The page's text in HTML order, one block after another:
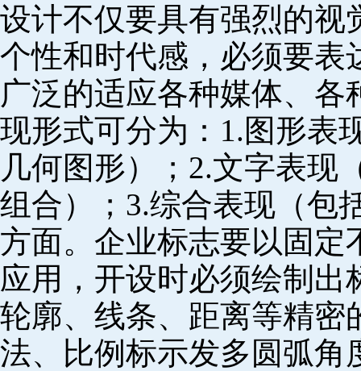
设计不仅要具有强烈的视
个性和时代感，必须要表
广泛的适应各种媒体、
现形式可分为：1.图形表
几何图形）；2.文字表现
组合）；3.综合表现（包
方面。企业标志要以固定
应用，开设时必须绘制
轮廓、线条、距离等精密
法、比例标示发多圆弧角